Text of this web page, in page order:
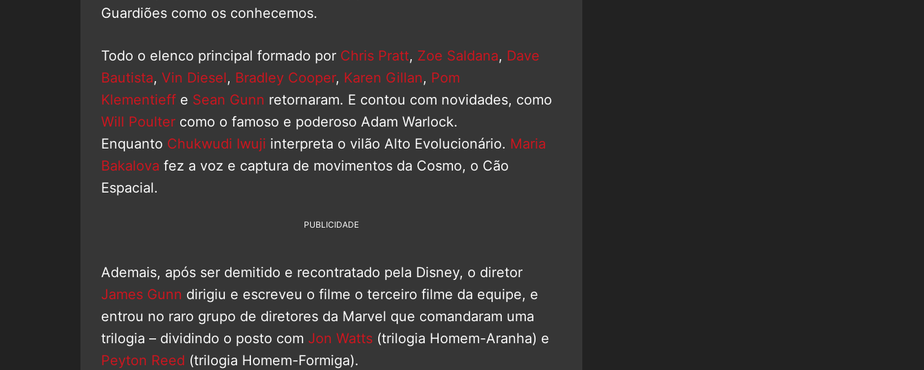
Guardiões como os conhecemos.
Todo o elenco principal formado por Chris Pratt, Zoe Saldana, Dave
Bautista, Vin Diesel, Bradley Cooper, Karen Gillan, Pom
Klementieff e Sean Gunn retornaram. E contou com novidades, como
Will Poulter como o famoso e poderoso Adam Warlock.
Enquanto Chukwudi Iwuji interpreta o vilão Alto Evolucionário. Maria
Bakalova fez a voz e captura de movimentos da Cosmo, o Cão
Espacial.
PUBLICIDADE
Ademais, após ser demitido e recontratado pela Disney, o diretor
James Gunn dirigiu e escreveu o filme o terceiro filme da equipe, e
entrou no raro grupo de diretores da Marvel que comandaram uma
trilogia – dividindo o posto com Jon Watts (trilogia Homem-Aranha) e
Peyton Reed (trilogia Homem-Formiga).